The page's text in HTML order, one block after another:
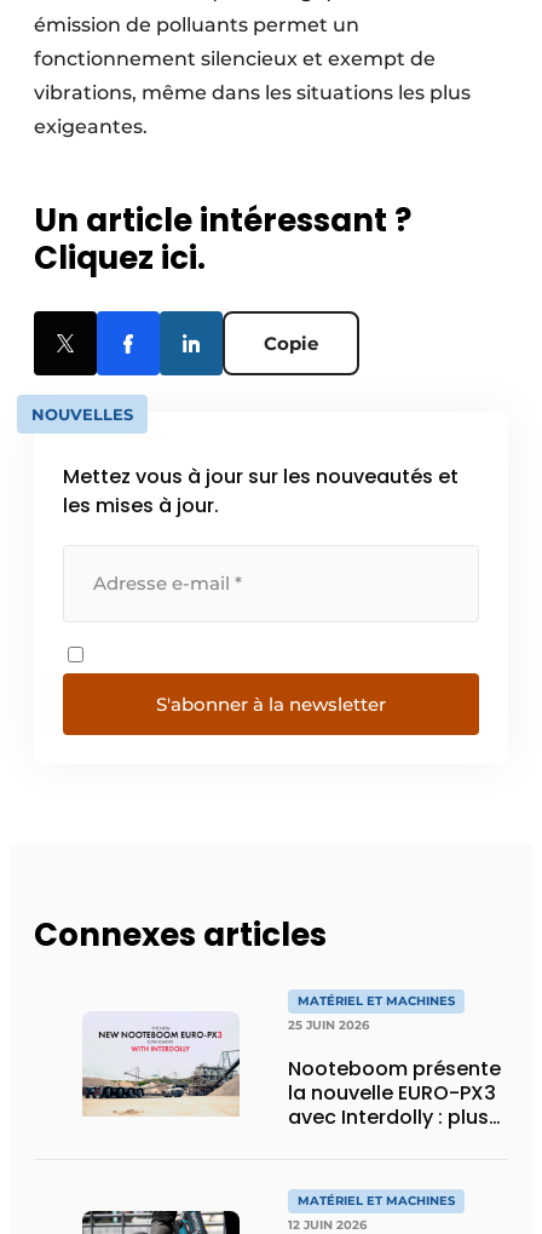
émission de polluants permet un
fonctionnement silencieux et exempt de
vibrations, même dans les situations les plus
exigeantes.
Un article intéressant ?
Cliquez ici.
Copie
NOUVELLES
Mettez vous à jour sur les nouveautés et
les mises à jour.
S'abonner à la newsletter
Connexes articles
MATÉRIEL ET MACHINES
25 JUIN 2026
Nooteboom présente
la nouvelle EURO-PX3
avec Interdolly : plus
transport spécial
MATÉRIEL ET MACHINES
12 JUIN 2026